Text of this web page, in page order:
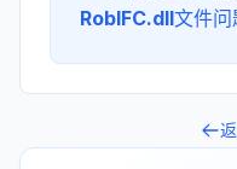
RobIFC.dll文件问